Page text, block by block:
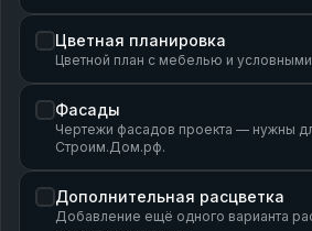
Цветная планировка
Цветной план с мебелью и
Фасады
Чертежи фасадов проекта — нужны
Строим.Дом.рф.
Дополнительная расцветка
Добавление ещё одного варианта